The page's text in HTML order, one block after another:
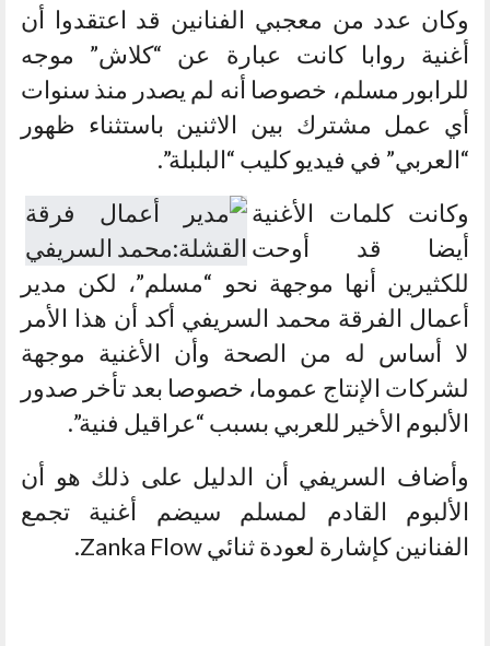
وكان عدد من معجبي الفنانين قد اعتقدوا أن
أغنية روابا كانت عبارة عن “كلاش” موجه
للرابور مسلم، خصوصا أنه لم يصدر منذ سنوات
أي عمل مشترك بين الاثنين باستثناء ظهور
“العربي” في فيديو كليب “البلبلة”.
وكانت كلمات الأغنية
أيضا قد أوحت
للكثيرين أنها موجهة نحو “مسلم”، لكن مدير
أعمال الفرقة محمد السريفي أكد أن هذا الأمر
لا أساس له من الصحة وأن الأغنية موجهة
لشركات الإنتاج عموما، خصوصا بعد تأخر صدور
الألبوم الأخير للعربي بسبب “عراقيل فنية”.
وأضاف السريفي أن الدليل على ذلك هو أن
الألبوم القادم لمسلم سيضم أغنية تجمع
الفنانين كإشارة لعودة ثنائي Zanka Flow.